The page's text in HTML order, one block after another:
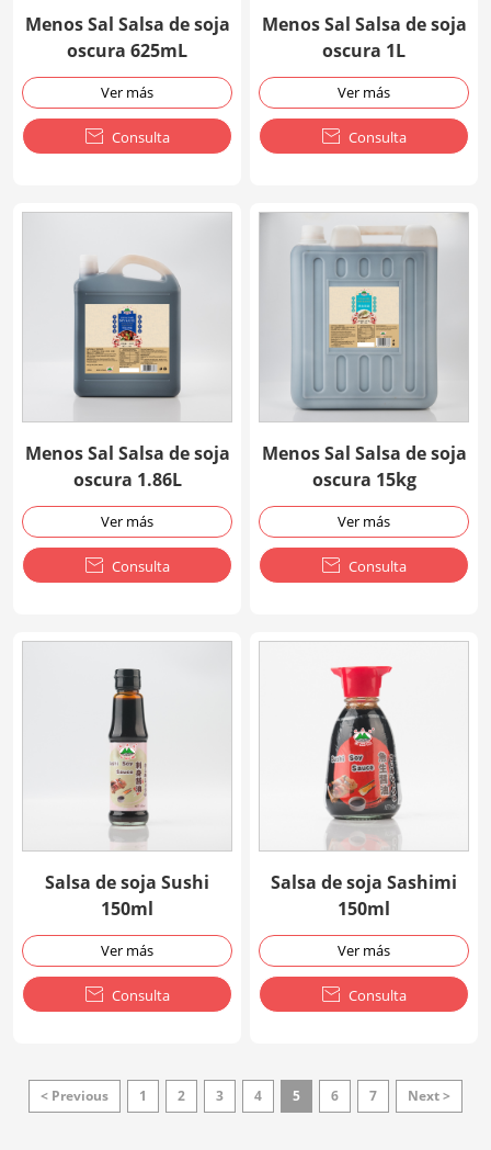
Menos Sal Salsa de soja
oscura 625mL
Ver más
 Consulta
Menos Sal Salsa de soja
oscura 1L
Ver más
 Consulta
Menos Sal Salsa de soja
oscura 1.86L
Ver más
 Consulta
Menos Sal Salsa de soja
oscura 15kg
Ver más
 Consulta
Salsa de soja Sushi
150ml
Ver más
 Consulta
Salsa de soja Sashimi
150ml
Ver más
 Consulta
< Previous 1 2 3 4 5 6 7 Next >